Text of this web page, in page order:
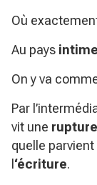
Où
Au pays intime
On y va
Par
vit une rupture
quelle parvient
‘écriture.